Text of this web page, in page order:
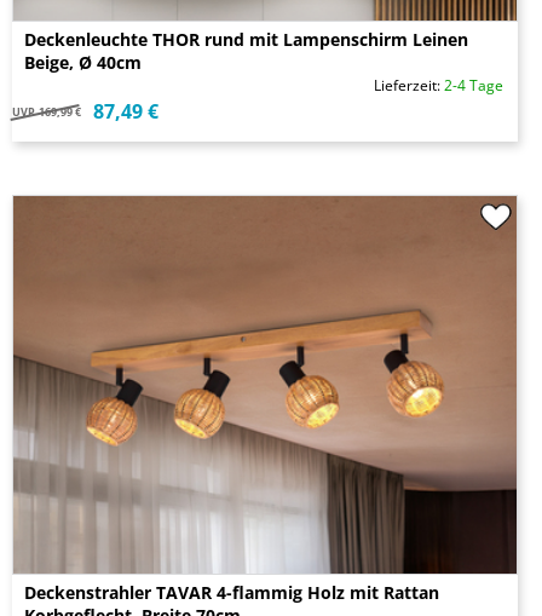
Deckenleuchte THOR rund mit Lampenschirm Leinen
Beige, Ø 40cm
Lieferzeit:2-4 Tage
UVP 169,99 € 87,49 €
Deckenstrahler TAVAR 4-flammig Holz mit Rattan